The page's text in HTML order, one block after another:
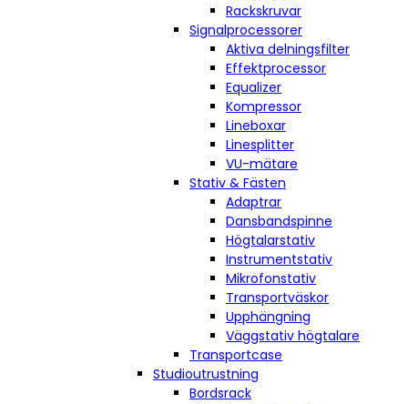
Rackskruvar
Signalprocessorer
Aktiva delningsfilter
Effektprocessor
Equalizer
Kompressor
Lineboxar
Linesplitter
VU-mätare
Stativ & Fästen
Adaptrar
Dansbandspinne
Högtalarstativ
Instrumentstativ
Mikrofonstativ
Transportväskor
Upphängning
Väggstativ högtalare
Transportcase
Studioutrustning
Bordsrack